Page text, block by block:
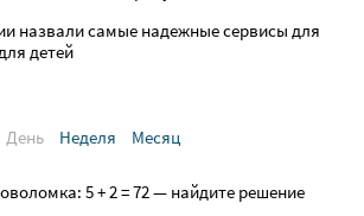
назвали самые надежные сервисы для
детей
День
Неделя Месяц
5 + 2 = 72 — найдите решение